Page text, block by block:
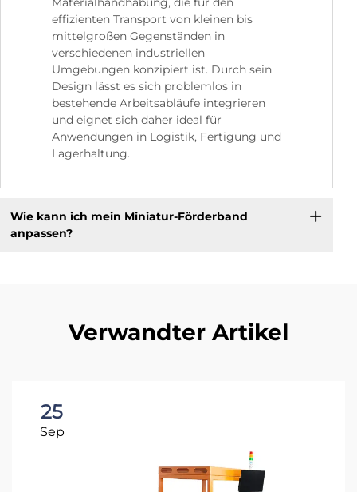
effizienten Transport von kleinen bis
mittelgroßen Gegenständen in
verschiedenen industriellen
Umgebungen konzipiert ist. Durch sein
Design lässt es sich problemlos in
bestehende Arbeitsabläufe integrieren
und eignet sich daher ideal für
Anwendungen in Logistik, Fertigung und
Lagerhaltung.
Wie kann ich mein Miniatur-Förderband
anpassen?
Verwandter Artikel
25
Sep